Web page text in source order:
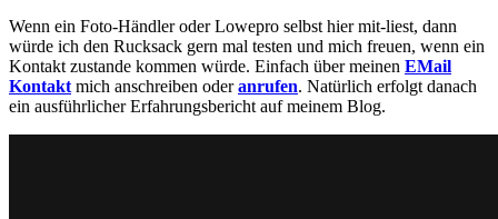
Wenn ein Foto-Händler oder Lowepro selbst hier mit-liest, dann
würde ich den Rucksack gern mal testen und mich freuen, wenn ein
Kontakt zustande kommen würde. Einfach über meinen EMail
Kontaktmich anschreiben oderanrufen. Natürlich erfolgt danach
ein ausführlicher Erfahrungsbericht auf meinem Blog.